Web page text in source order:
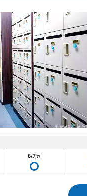
8/7五